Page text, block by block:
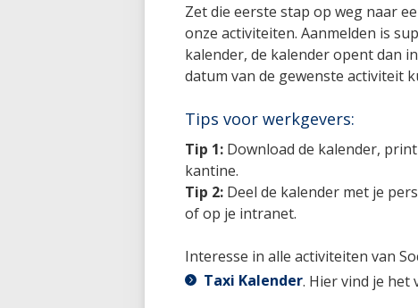
Zet die eerste stap op weg naar
onze activiteiten. Aanmelden is
kalender, de kalender opent dan
datum van de gewenste activiteit
Tips voor werkgevers:
Tip 1: Download de kalender,
kantine.
Tip 2: Deel de kalender met je
of op je intranet.
Interesse in alle activiteiten van
Taxi Kalender. Hier vind je het